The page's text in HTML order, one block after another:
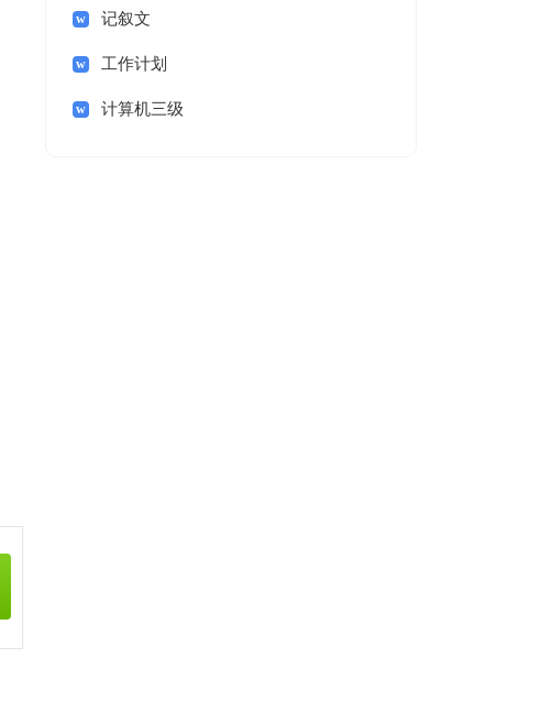
记叙文
工作计划
计算机三级